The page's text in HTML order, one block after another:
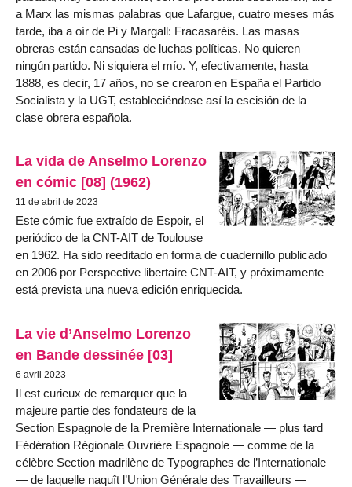
a Marx las mismas palabras que Lafargue, cuatro meses más
tarde, iba a oír de Pi y Margall: Fracasaréis. Las masas
obreras están cansadas de luchas políticas. No quieren
ningún partido. Ni siquiera el mío. Y, efectivamente, hasta
1888, es decir, 17 años, no se crearon en España el Partido
Socialista y la UGT, estableciéndose así la escisión de la
clase obrera española.
La vida de Anselmo Lorenzo
en cómic [08] (1962)
11 de abril de 2023
Este cómic fue extraído de Espoir, el
periódico de la CNT-AIT de Toulouse
en 1962. Ha sido reeditado en forma de cuadernillo publicado
en 2006 por Perspective libertaire CNT-AIT, y próximamente
está prevista una nueva edición enriquecida.
La vie d’Anselmo Lorenzo
en Bande dessinée [03]
6 avril 2023
Il est curieux de remarquer que la
majeure partie des fondateurs de la
Section Espagnole de la Première Internationale — plus tard
Fédération Régionale Ouvrière Espagnole — comme de la
célèbre Section madrilène de Typographes de l’Internationale
— de laquelle naquît l’Union Générale des Travailleurs —